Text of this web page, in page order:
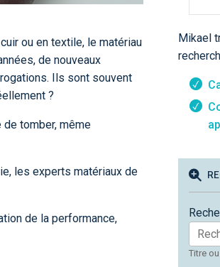
ou en textile, le matériau
de nouveaux
Ils sont souvent
?
tomber, même
les experts matériaux de
de la performance,
Mikael
Titre